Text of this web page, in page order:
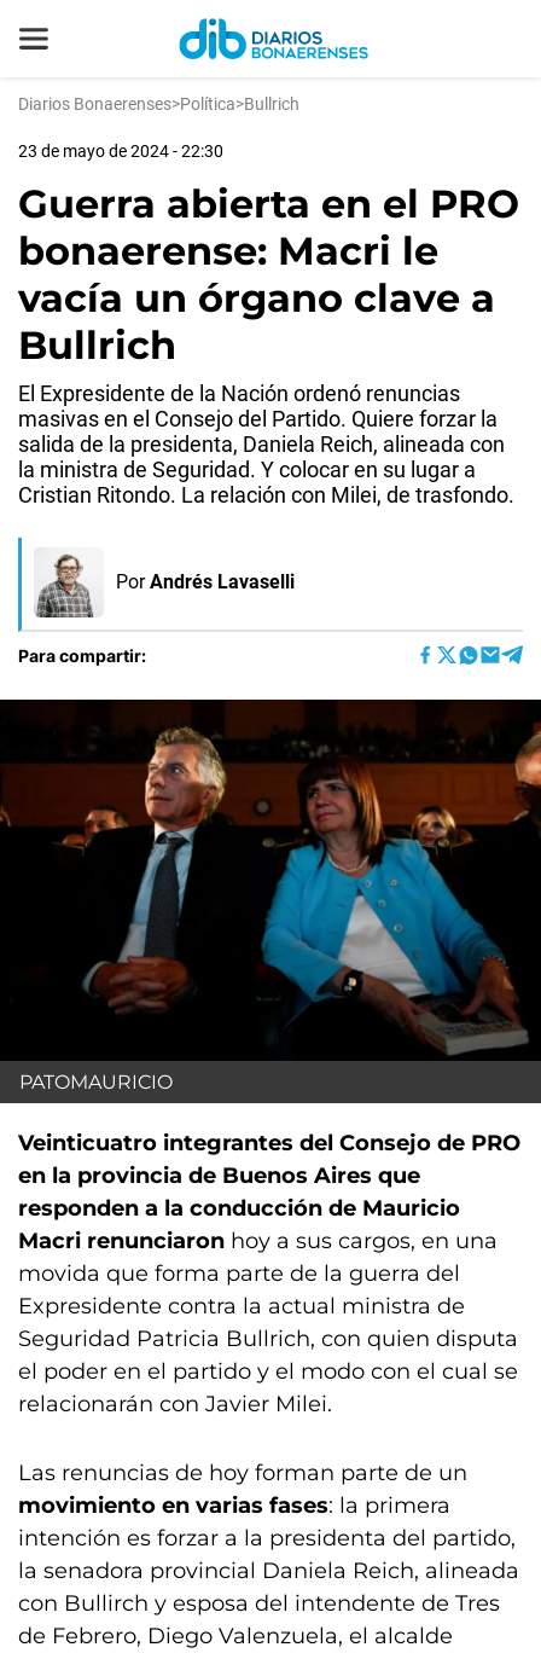
Diarios Bonaerenses>Política>Bullrich
23 de mayo de 2024 - 22:30
Guerra abierta en el PRO
bonaerense: Macri le
vacía un órgano clave a
Bullrich
El Expresidente de la Nación ordenó renuncias
masivas en el Consejo del Partido. Quiere forzar la
salida de la presidenta, Daniela Reich, alineada con
la ministra de Seguridad. Y colocar en su lugar a
Cristian Ritondo. La relación con Milei, de trasfondo.
Por Andrés Lavaselli
Para compartir:
PATOMAURICIO
Veinticuatro integrantes del Consejo de PRO
en la provincia de Buenos Aires que
responden a la conducción de Mauricio
Macri renunciaron hoy a sus cargos, en una
movida que forma parte de la guerra del
Expresidente contra la actual ministra de
Seguridad Patricia Bullrich, con quien disputa
el poder en el partido y el modo con el cual se
relacionarán con Javier Milei.
Las renuncias de hoy forman parte de un
movimiento en varias fases: la primera
intención es forzar a la presidenta del partido,
la senadora provincial Daniela Reich, alineada
con Bullirch y esposa del intendente de Tres
de Febrero, Diego Valenzuela, el alcalde